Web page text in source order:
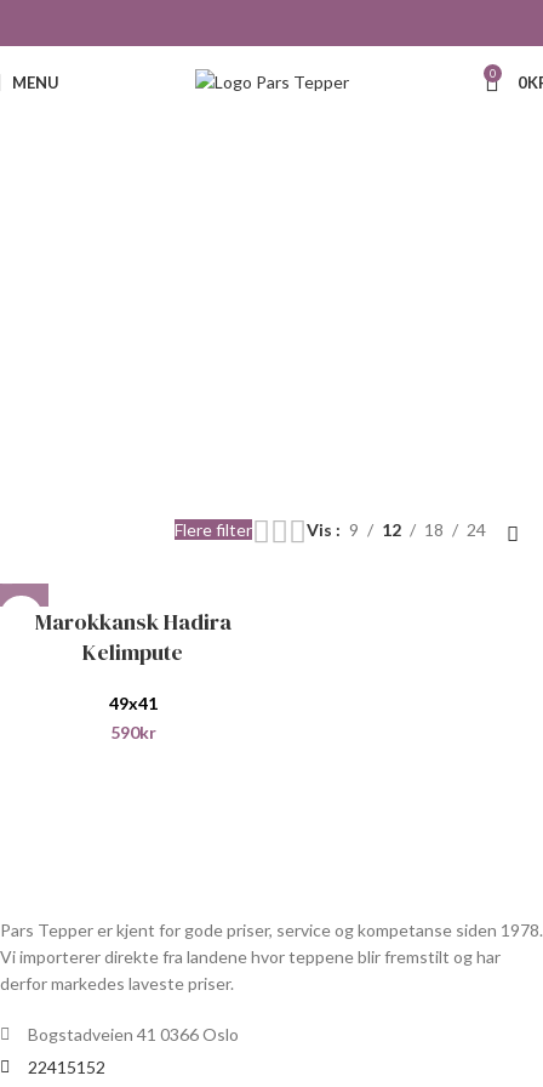
MENU 0 0
Flere filter Vis 9 12 18 24
Marokkansk Hadira
Kelimpute
49x41
590kr
Pars Tepper er kjent for gode priser, service og kompetanse siden 1978.
Vi importerer direkte fra landene hvor teppene blir fremstilt og har
derfor markedes laveste priser.
Bogstadveien 41 0366 Oslo
22415152